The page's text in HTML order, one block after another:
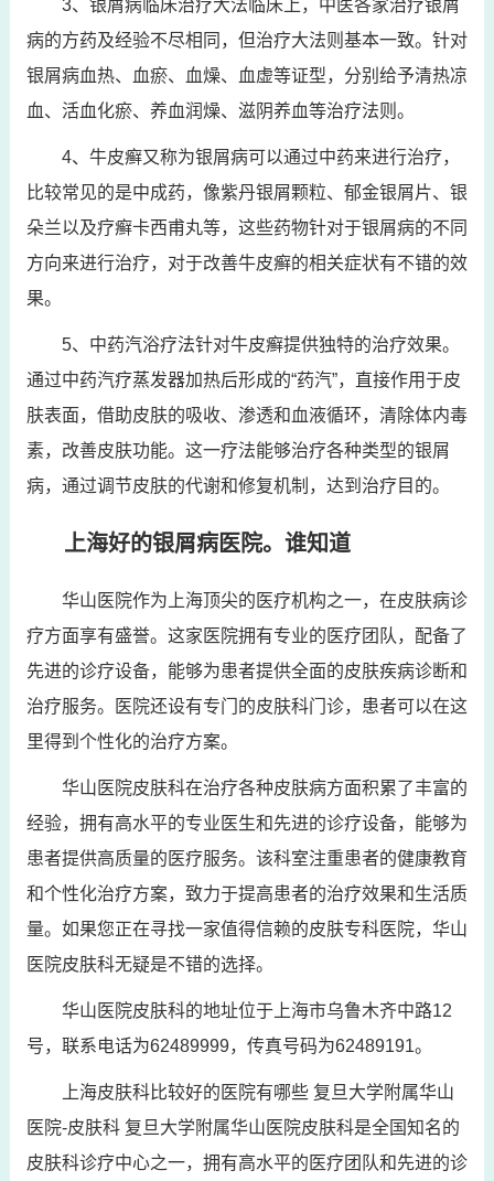
3、银屑病临床治疗大法临床上，中医各家治疗银屑
病的方药及经验不尽相同，但治疗大法则基本一致。针对
银屑病血热、血瘀、血燥、血虚等证型，分别给予清热凉
血、活血化瘀、养血润燥、滋阴养血等治疗法则。
4、牛皮癣又称为银屑病可以通过中药来进行治疗，
比较常见的是中成药，像紫丹银屑颗粒、郁金银屑片、银
朵兰以及疗癣卡西甫丸等，这些药物针对于银屑病的不同
方向来进行治疗，对于改善牛皮癣的相关症状有不错的效
果。
5、中药汽浴疗法针对牛皮癣提供独特的治疗效果。
通过中药汽疗蒸发器加热后形成的“药汽”，直接作用于皮
肤表面，借助皮肤的吸收、渗透和血液循环，清除体内毒
素，改善皮肤功能。这一疗法能够治疗各种类型的银屑
病，通过调节皮肤的代谢和修复机制，达到治疗目的。
上海好的银屑病医院。谁知道
华山医院作为上海顶尖的医疗机构之一，在皮肤病诊
疗方面享有盛誉。这家医院拥有专业的医疗团队，配备了
先进的诊疗设备，能够为患者提供全面的皮肤疾病诊断和
治疗服务。医院还设有专门的皮肤科门诊，患者可以在这
里得到个性化的治疗方案。
华山医院皮肤科在治疗各种皮肤病方面积累了丰富的
经验，拥有高水平的专业医生和先进的诊疗设备，能够为
患者提供高质量的医疗服务。该科室注重患者的健康教育
和个性化治疗方案，致力于提高患者的治疗效果和生活质
量。如果您正在寻找一家值得信赖的皮肤专科医院，华山
医院皮肤科无疑是不错的选择。
华山医院皮肤科的地址位于上海市乌鲁木齐中路12
号，联系电话为62489999，传真号码为62489191。
上海皮肤科比较好的医院有哪些 复旦大学附属华山
医院-皮肤科 复旦大学附属华山医院皮肤科是全国知名的
皮肤科诊疗中心之一，拥有高水平的医疗团队和先进的诊